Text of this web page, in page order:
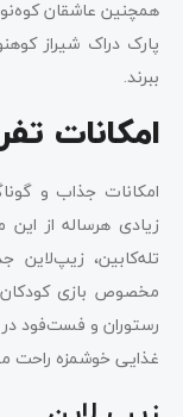
همچنین عاشقان
پارک دراک شیراز
ببرند.
امکانات
امکانات جذاب و
زیادی هرساله از
تله‌کابین،
مخصوص بازی کودکان
رستوران و فست‌فود
غذایی خوشمزه راحت